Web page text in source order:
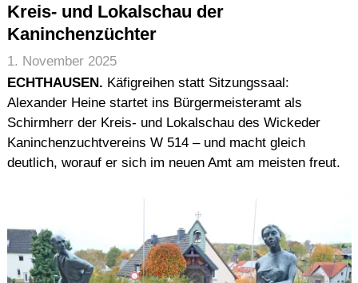
Kreis- und Lokalschau der
Kaninchenzüchter
1. November 2025
ECHTHAUSEN. Käfigreihen statt Sitzungssaal:
Alexander Heine startet ins Bürgermeisteramt als
Schirmherr der Kreis- und Lokalschau des Wickeder
Kaninchenzuchtvereins W 514 – und macht gleich
deutlich, worauf er sich im neuen Amt am meisten freut.